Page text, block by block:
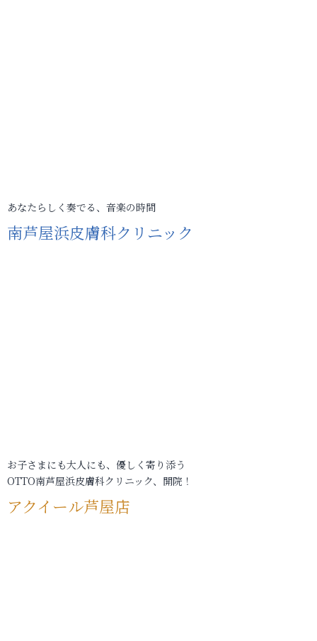
あなたらしく奏でる、音楽の時間
南芦屋浜皮膚科クリニック
お子さまにも大人にも、優しく寄り添う
OTTO南芦屋浜皮膚科クリニック、開院！
アクイール芦屋店